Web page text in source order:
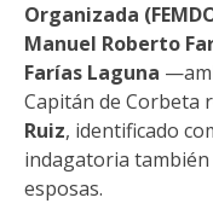
Organizada
Manuel Roberto
Farías Laguna
Capitán de Corbeta
Ruiz, identificado
indagatoria también
esposas.